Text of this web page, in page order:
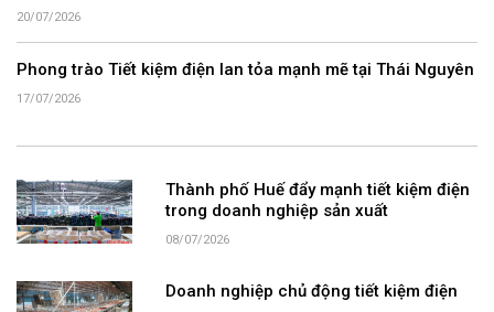
20/07/2026
Phong trào Tiết kiệm điện lan tỏa mạnh mẽ tại Thái Nguyên
17/07/2026
Thành phố Huế đẩy mạnh tiết kiệm điện
trong doanh nghiệp sản xuất
08/07/2026
Doanh nghiệp chủ động tiết kiệm điện